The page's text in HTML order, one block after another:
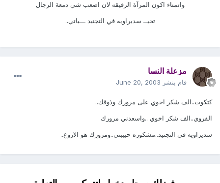
واتمناء اكون المرآة الرقيقه لان اصعب شي دمعة الرجال
تحيــ سديراويه في التجنيد ـــياتي..
مزعلة النسا
قام بنشر June 20, 2003
كتكوت..الف شكر اخوي على مرورك وذوقك..
القروي..الف شكر اخوي ..واسعدني مرورك
سديراويه في التجنيد..مشكوره حبيبتي..ومرورك هو الاروع..